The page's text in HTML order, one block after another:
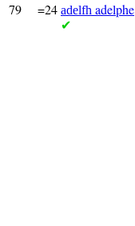
79 =24 adelfh adelphe
✔